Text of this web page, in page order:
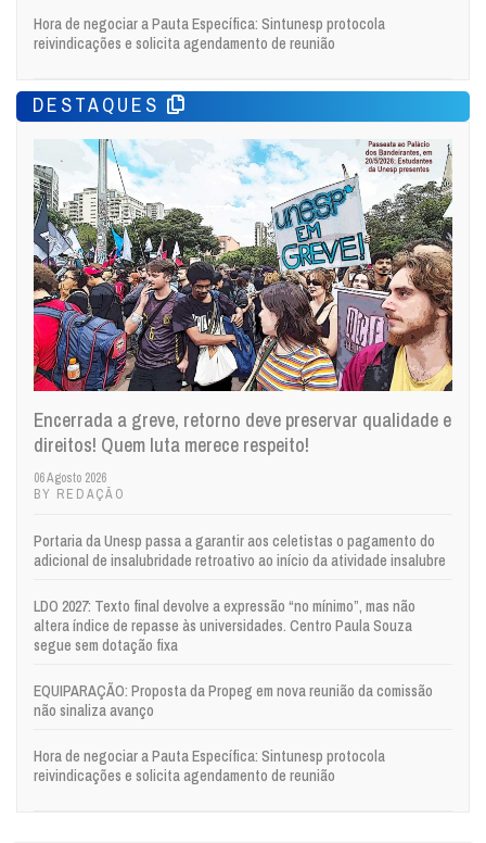
Hora de negociar a Pauta Específica: Sintunesp protocola
reivindicações e solicita agendamento de reunião
DESTAQUES
Encerrada a greve, retorno deve preservar qualidade e
direitos! Quem luta merece respeito!
06 Agosto 2026
BY REDAÇÃO
Portaria da Unesp passa a garantir aos celetistas o pagamento do
adicional de insalubridade retroativo ao início da atividade insalubre
LDO 2027: Texto final devolve a expressão “no mínimo”, mas não
altera índice de repasse às universidades. Centro Paula Souza
segue sem dotação fixa
EQUIPARAÇÃO: Proposta da Propeg em nova reunião da comissão
não sinaliza avanço
Hora de negociar a Pauta Específica: Sintunesp protocola
reivindicações e solicita agendamento de reunião